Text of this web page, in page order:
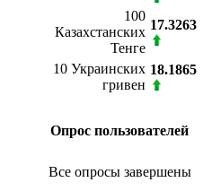
100
Казахстанских
Тенге
17.3263
10 Украинских
гривен
18.1865
Опрос пользователей
Все опросы завершены